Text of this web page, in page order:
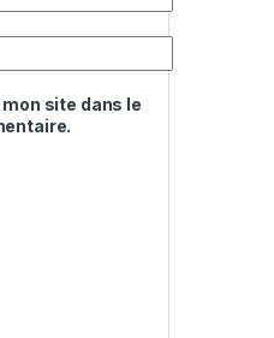
site dans le